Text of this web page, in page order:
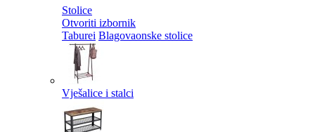
Stolice
Otvoriti izbornik
Taburei Blagovaonske stolice
Vješalice i stalci